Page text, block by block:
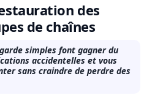
des
de chaînes
simples font gagner du
accidentelles et vous
sans craindre de perdre des